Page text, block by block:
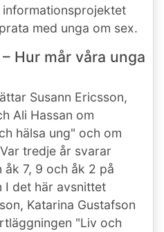
med unga om sex.
Hur mår våra unga
Susann Ericsson,
Ali Hassan om
hälsa ung" och om
tredje år svarar
åk 7, 9 och åk 2 på
I det här avsnittet
Katarina Gustafson
"Liv och